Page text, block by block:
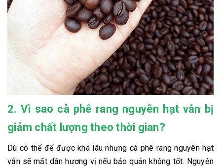
2. Vì sao cà phê rang nguyên hạt vẫn bị
giảm chất lượng theo thời gian?
Dù có thể để được khá lâu nhưng cà phê rang nguyên hạt
vẫn sẽ mất dần hương vị nếu bảo quản không tốt. Nguyên